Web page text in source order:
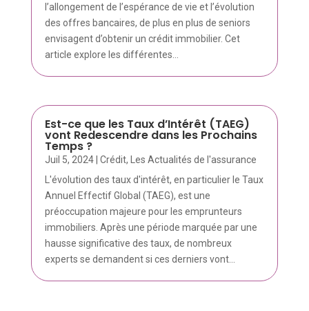
l’allongement de l’espérance de vie et l’évolution
des offres bancaires, de plus en plus de seniors
envisagent d’obtenir un crédit immobilier. Cet
article explore les différentes...
Est-ce que les Taux d’Intérêt (TAEG)
vont Redescendre dans les Prochains
Temps ?
Juil 5, 2024| Crédit,
Les Actualités de l'assurance
L'évolution des taux d'intérêt, en particulier le Taux
Annuel Effectif Global (TAEG), est une
préoccupation majeure pour les emprunteurs
immobiliers. Après une période marquée par une
hausse significative des taux, de nombreux
experts se demandent si ces derniers vont...